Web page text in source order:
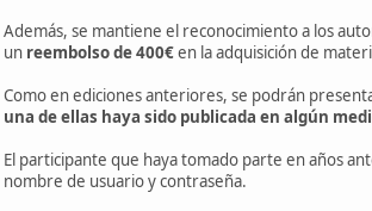
Además, se mantiene el reconocimiento a los
un reembolso de 400€en la adquisición de
Como en ediciones anteriores, se podrán
una de ellas haya sido publicada en algún
El participante que haya tomado parte en años
nombre de usuario y contraseña.